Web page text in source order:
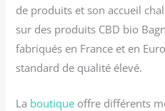
de produits et son accueil
sur des produits CBD bio
fabriqués en France et en
standard de qualité élevé.
La boutique offre différents